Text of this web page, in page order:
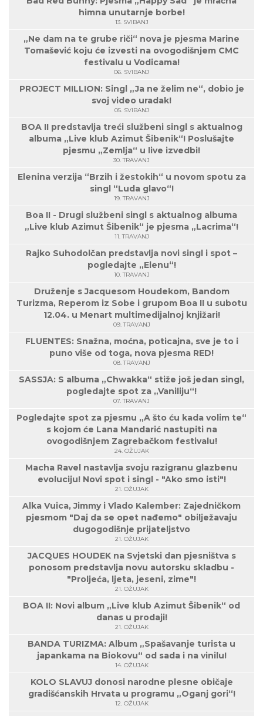
himna unutarnje borbe!
13. SVIBANJ
„Ne dam na te grube riči“ nova je pjesma Marine
Tomašević koju će izvesti na ovogodišnjem CMC
festivalu u Vodicama!
06. SVIBANJ
PROJECT MILLION: Singl „Ja ne želim ne“, dobio je
svoj video uradak!
05. SVIBANJ
BOA II predstavlja treći službeni singl s aktualnog
albuma „Live klub Azimut Šibenik“! Poslušajte
pjesmu „Zemlja“ u live izvedbi!
30. TRAVANJ
Elenina verzija “Brzih i žestokih“ u novom spotu za
singl “Luda glavo“!
19. TRAVANJ
Boa II - Drugi službeni singl s aktualnog albuma
„Live klub Azimut Šibenik“ je pjesma „Lacrima“!
11. TRAVANJ
Rajko Suhodolčan predstavlja novi singl i spot –
pogledajte „Elenu“!
10. TRAVANJ
Druženje s Jacquesom Houdekom, Bandom
Turizma, Reperom iz Sobe i grupom Boa II u subotu
12.04. u Menart multimedijalnoj knjižari!
09. TRAVANJ
FLUENTES: Snažna, moćna, poticajna, sve je to i
puno više od toga, nova pjesma RED!
08. TRAVANJ
SASSJA: S albuma „Chwakka“ stiže još jedan singl,
pogledajte spot za „Vaniliju“!
07. TRAVANJ
Pogledajte spot za pjesmu „A što ću kada volim te“
s kojom će Lana Mandarić nastupiti na
ovogodišnjem Zagrebačkom festivalu!
24. OŽUJAK
Macha Ravel nastavlja svoju razigranu glazbenu
evoluciju! Novi spot i singl - "Ako smo isti"!
21. OŽUJAK
Alka Vuica, Jimmy i Vlado Kalember: Zajedničkom
pjesmom "Daj da se opet nađemo" obilježavaju
dugogodišnje prijateljstvo
21. OŽUJAK
JACQUES HOUDEK na Svjetski dan pjesništva s
ponosom predstavlja novu autorsku skladbu -
"Proljeća, ljeta, jeseni, zime"!
21. OŽUJAK
BOA II: Novi album „Live klub Azimut Šibenik“ od
danas u prodaji!
21. OŽUJAK
BANDA TURIZMA: Album „Spašavanje turista u
japankama na Biokovu“ od sada i na vinilu!
14. OŽUJAK
KOLO SLAVUJ donosi narodne plesne običaje
gradišćanskih Hrvata u programu „Oganj gori“!
12. OŽUJAK